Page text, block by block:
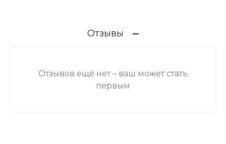
Отзывы
Отзывов ещё нет – ваш может стать
первым